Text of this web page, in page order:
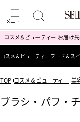
コスメ＆ビューティーフード＆ス
TOP コスメ＆ビューティー 美
ブラシ・パフ・